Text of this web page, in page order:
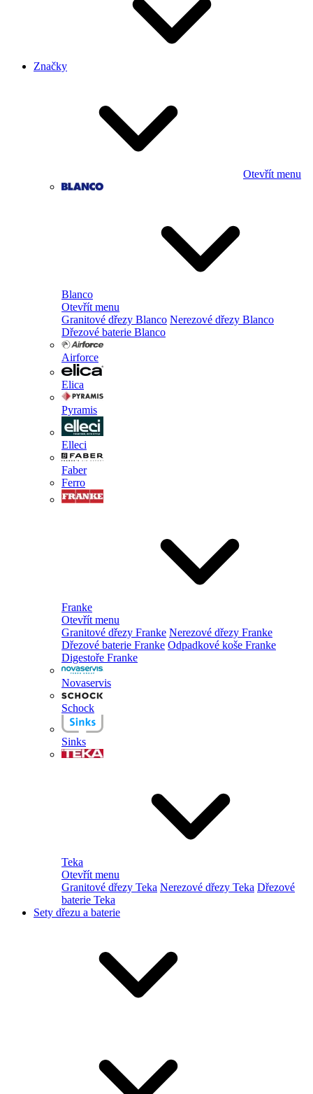
Značky
Otevřít menu
Blanco
Otevřít menu
Granitové dřezy Blanco Nerezové dřezy Blanco
Dřezové baterie Blanco
Airforce
Elica
Pyramis
Elleci
Faber
Ferro
Franke
Otevřít menu
Granitové dřezy Franke Nerezové dřezy Franke
Dřezové baterie Franke Odpadkové koše Franke
Digestoře Franke
Novaservis
Schock
Sinks
Teka
Otevřít menu
Granitové dřezy Teka Nerezové dřezy Teka Dřezové
baterie Teka
Sety dřezu a baterie